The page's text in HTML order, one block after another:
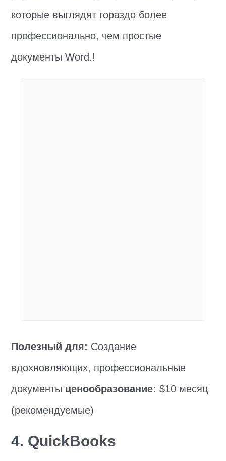
которые выглядят гораздо более
профессионально, чем простые
документы Word.!
Полезный для: Создание
вдохновляющих, профессиональные
документы ценообразование: $10 месяц
(рекомендуемые)
4. QuickBooks